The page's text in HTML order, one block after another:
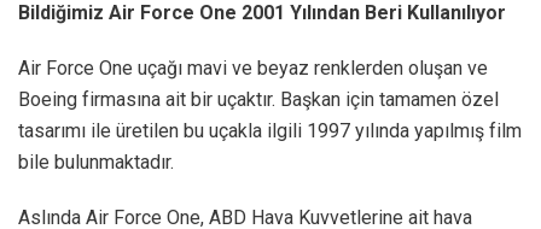
Bildiğimiz Air Force One 2001 Yılından Beri Kullanılıyor
Air Force One uçağı mavi ve beyaz renklerden oluşan ve
Boeing firmasına ait bir uçaktır. Başkan için tamamen özel
tasarımı ile üretilen bu uçakla ilgili 1997 yılında yapılmış film
bile bulunmaktadır.
Aslında Air Force One, ABD Hava Kuvvetlerine ait hava